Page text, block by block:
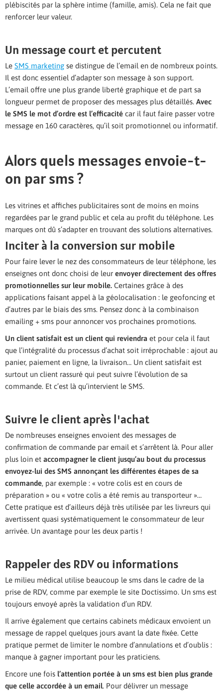
plébiscités par la sphère intime (famille, amis). Cela ne fait que
renforcer leur valeur.
Un message court et percutent
Le SMS marketing se distingue de l’email en de nombreux points.
Il est donc essentiel d’adapter son message à son support.
L’email offre une plus grande liberté graphique et de part sa
longueur permet de proposer des messages plus détaillés. Avec
le SMS le mot d’ordre est l’efficacité car il faut faire passer votre
message en 160 caractères, qu’il soit promotionnel ou informatif.
Alors quels messages envoie-t-
on par sms ?
Les vitrines et affiches publicitaires sont de moins en moins
regardées par le grand public et cela au profit du téléphone. Les
marques ont dû s’adapter en trouvant des solutions alternatives.
Inciter à la conversion sur mobile
Pour faire lever le nez des consommateurs de leur téléphone, les
enseignes ont donc choisi de leur envoyer directement des offres
promotionnelles sur leur mobile. Certaines grâce à des
applications faisant appel à la géolocalisation : le geofoncing et
d’autres par le biais des sms. Pensez donc à la combinaison
emailing + sms pour annoncer vos prochaines promotions.
Un client satisfait est un client qui reviendra et pour cela il faut
que l’intégralité du processus d’achat soit irréprochable : ajout au
panier, paiement en ligne, la livraison… Un client satisfait est
surtout un client rassuré qui peut suivre l’évolution de sa
commande. Et c’est là qu’intervient le SMS.
Suivre le client après l'achat
De nombreuses enseignes envoient des messages de
confirmation de commande par email et s’arrêtent là. Pour aller
plus loin et accompagner le client jusqu’au bout du processus
envoyez-lui des SMS annonçant les différentes étapes de sa
commande, par exemple : « votre colis est en cours de
préparation » ou « votre colis a été remis au transporteur »…
Cette pratique est d’ailleurs déjà très utilisée par les livreurs qui
avertissent quasi systématiquement le consommateur de leur
arrivée. Un avantage pour les deux partis !
Rappeler des RDV ou informations
Le milieu médical utilise beaucoup le sms dans le cadre de la
prise de RDV, comme par exemple le site Doctissimo. Un sms est
toujours envoyé après la validation d’un RDV.
Il arrive également que certains cabinets médicaux envoient un
message de rappel quelques jours avant la date fixée. Cette
pratique permet de limiter le nombre d’annulations et d’oublis :
manque à gagner important pour les praticiens.
Encore une fois l’attention portée à un sms est bien plus grande
que celle accordée à un email. Pour délivrer un message